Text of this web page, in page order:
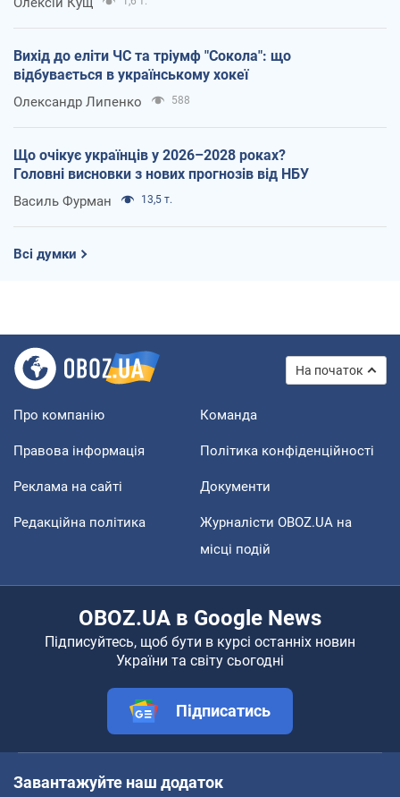
Вихід до еліти ЧС та тріумф "Сокола": що
відбувається в українському хокеї
Олександр Липенко 588
Що очікує українців у 2026–2028 роках?
Головні висновки з нових прогнозів від НБУ
Василь Фурман 13,5 т.
Всі думки
На початок
Про компанію Команда
Правова інформація Політика конфіденційності
Реклама на сайті Документи
Редакційна політика
Журналісти OBOZ.UA на
місці подій
OBOZ.UA в Google News
Підписуйтесь, щоб бути в курсі останніх новин
України та світу сьогодні
Підписатись
Завантажуйте наш додаток